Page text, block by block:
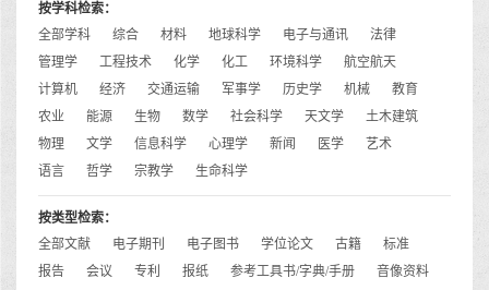
按学科检索：
全部学科
综合 材料 地球科学 电子与通讯
法律
管理学
工程技术 化学 化工 环境科学
航空航天
计算机
经济 交通运输 军事学 历史学 机械
教育
农业
能源 生物 数学 社会科学 天文学
土木建筑
物理
文学 信息科学 心理学 新闻 医学
艺术
语言
哲学 宗教学 生命科学
按类型检索：
全部文献
电子期刊 电子图书 学位论文 古籍
标准
报告
会议 专利 报纸 参考工具书/字典/手册
音像资料